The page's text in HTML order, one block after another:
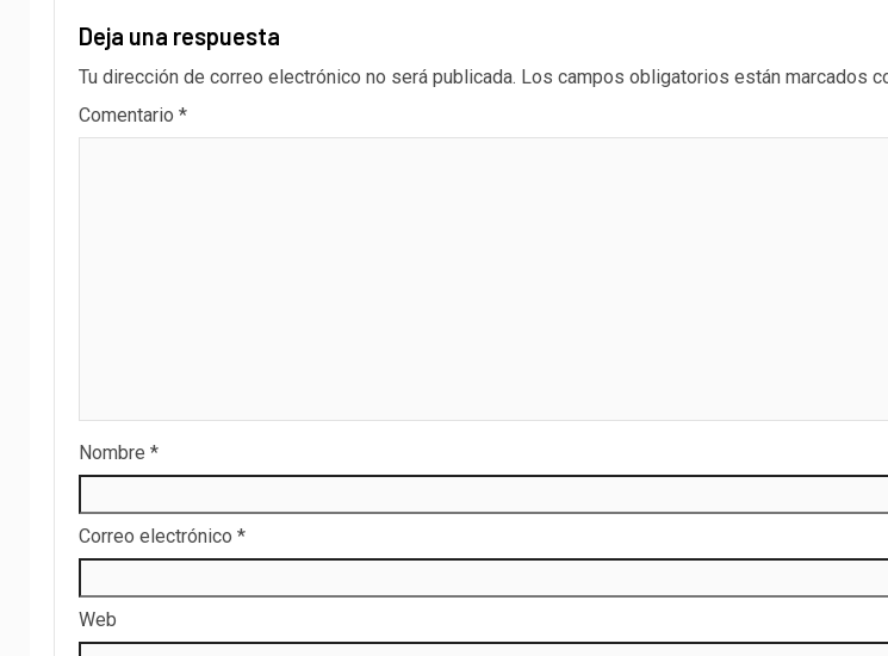
Deja una respuesta
Tu dirección de correo electrónico no será publicada. Los campos obligatorios están marcados
Comentario *
Nombre *
Correo electrónico *
Web